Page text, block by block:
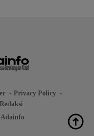
Privacy Policy